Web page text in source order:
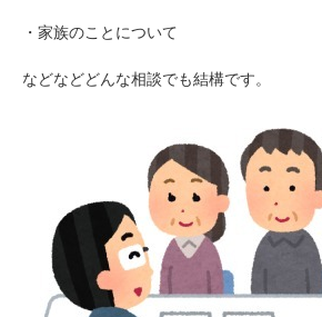
・家族のことについて
などなどどんな相談でも結構です。